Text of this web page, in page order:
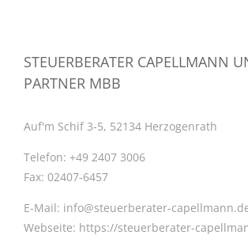
STEUERBERATER CAPELLMANN
PARTNER MBB
Auf'm Schif 3-5, 52134 Herzogenrath
Telefon: +49 2407 3006
Fax: 02407-6457
E-Mail: info@steuerberater-
Webseite: https://steuerberater-